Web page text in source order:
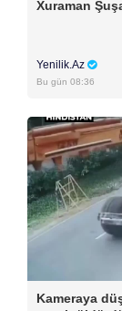
Xuraman
Yenilik.Az
Bu gün 08:36
Kameraya